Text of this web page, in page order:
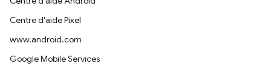
Centre d'aide Pixel
www.android.com
Google Mobile Services